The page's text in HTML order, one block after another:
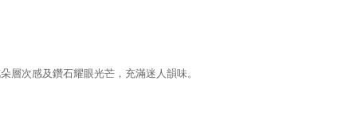
層次感及鑽石耀眼光芒，充滿迷人韻味。